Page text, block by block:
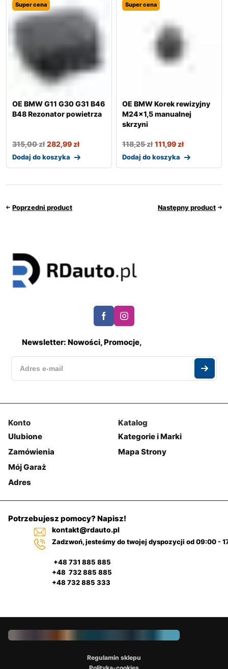
Super cena
OE BMW G11 G30 G31 B46
B48 Rezonator powietrza
315,00zł 282,99zł
Dodaj do koszyka
Super cena
OE BMW Korek rewizyjny
M24x1,5 manualnej
skrzyni
118,25zł 111,99zł
Dodaj do koszyka
Poprzedni product Następny product
Newsletter: Nowości, Promocje,
Konto
Ulubione
Zamówienia
Mój Garaż
Adres
Katalog
Kategorie i Marki
Mapa Strony
Potrzebujesz pomocy? Napisz!
kontakt@rdauto.pl
Zadzwoń, jesteśmy do twojej dyspozycji od 09:00 -
+48 731 885 885
+48 732 885 885
+48 732 885 333
Regulamin sklepu